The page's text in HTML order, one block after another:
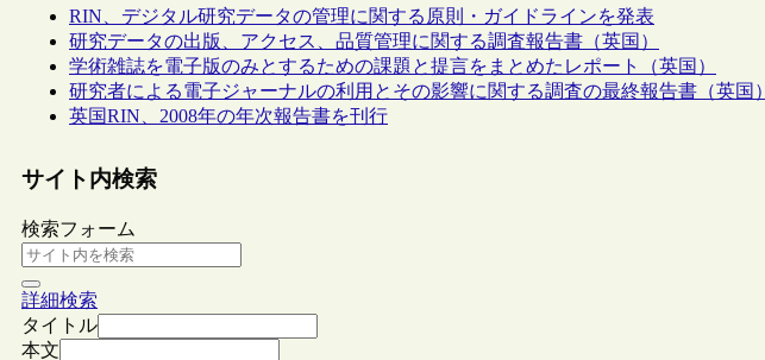
RIN、デジタル研究データの管理に関する原則・ガイドラインを発表
研究データの出版、アクセス、品質管理に関する調査報告書（英国）
学術雑誌を電子版のみとするための課題と提言をまとめたレポート（英国）
研究者による電子ジャーナルの利用とその影響に関する調査の最終報告書（英国）
英国RIN、2008年の年次報告書を刊行
サイト内検索
検索フォーム
詳細検索
タイトル
本文